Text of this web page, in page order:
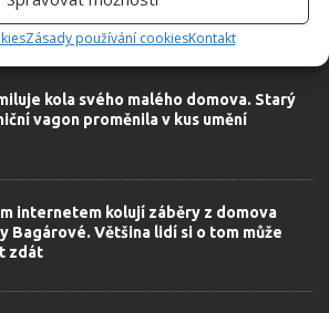
Zásady používání cookiesKontakt
kola svého malého domova. Starý
vagon proměnila v kus umění
internetem kolují záběry z domova
Bagárové. Většina lidí si o tom může
zdát